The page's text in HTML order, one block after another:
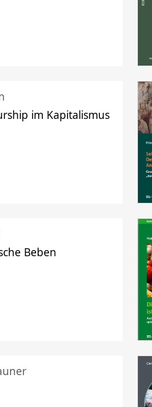
im Kapitalismus
Beben